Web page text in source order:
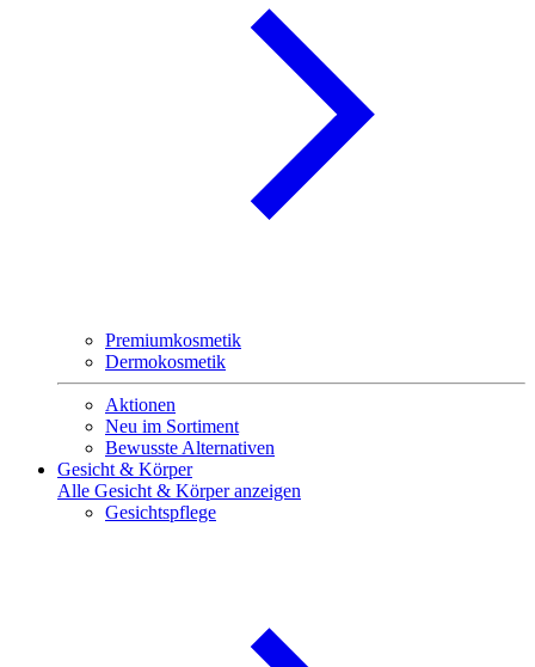
Premiumkosmetik
Dermokosmetik
Aktionen
Neu im Sortiment
Bewusste Alternativen
Gesicht & Körper
Alle Gesicht & Körper anzeigen
Gesichtspflege